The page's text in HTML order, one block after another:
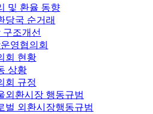
및 환율 동향
당국 순거래
구조개선
영협의회
회 현황
상황
회 규정
외환시장 행동규범
벌 외환시장행동규범